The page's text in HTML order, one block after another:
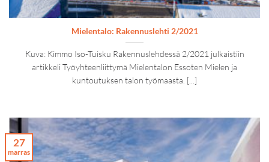
Mielentalo: Rakennuslehti 2/2021
Kuva: Kimmo Iso-Tuisku Rakennuslehdessä 2/2021 julkaistiin
artikkeli Työyhteenliittymä Mielentalon Essoten Mielen ja
kuntoutuksen talon työmaasta. [...]
27
marras